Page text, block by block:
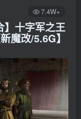
7.4W+
】十字军之王
魔改/5.6G】